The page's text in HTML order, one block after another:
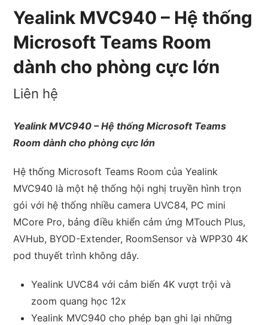
Yealink MVC940 – Hệ thống
Microsoft Teams Room
dành cho phòng cực lớn
Liên hệ
Yealink MVC940 – Hệ thống Microsoft Teams
Room dành cho phòng cực lớn
Hệ thống Microsoft Teams Room của Yealink
MVC940 là một hệ thống hội nghị truyền hình trọn
gói với hệ thống nhiều camera UVC84, PC mini
MCore Pro, bảng điều khiển cảm ứng MTouch Plus,
AVHub, BYOD-Extender, RoomSensor và WPP30 4K
pod thuyết trình không dây.
Yealink UVC84 với cảm biến 4K vượt trội và
zoom quang học 12x
Yealink MVC940 cho phép bạn ghi lại những